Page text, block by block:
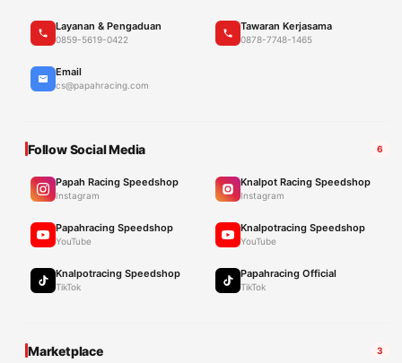
Layanan & Pengaduan
0859-5619-0422
Tawaran Kerjasama
0878-7748-1465
Email
cs@papahracing.com
Follow Social Media 6
Papah Racing Speedshop
Instagram
Knalpot Racing Speedshop
Instagram
Papahracing Speedshop
YouTube
Knalpotracing Speedshop
YouTube
Knalpotracing Speedshop
TikTok
Papahracing Official
TikTok
Marketplace 3